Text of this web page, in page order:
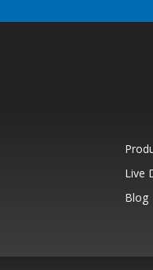
Live
Blog